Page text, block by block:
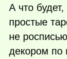
А что
простые
не
декором по